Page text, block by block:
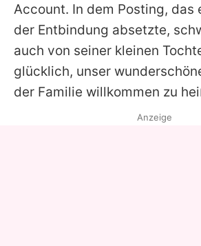
Account. In dem Posting, das
der Entbindung absetzte,
auch von seiner kleinen
glücklich, unser
der Familie willkommen zu
Anzeige